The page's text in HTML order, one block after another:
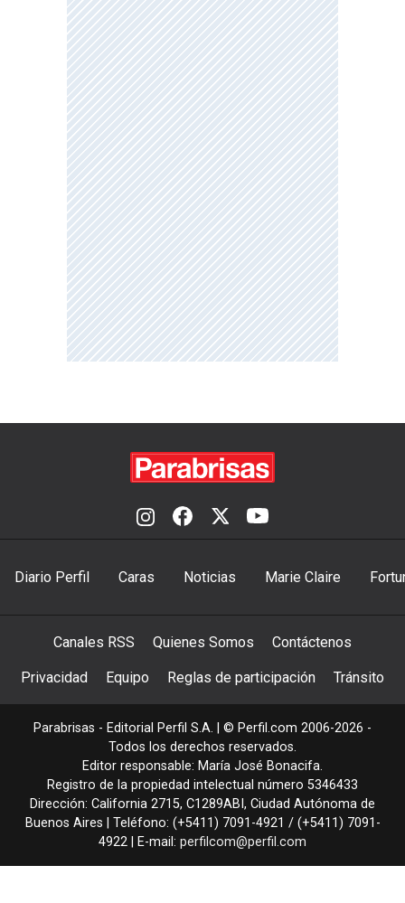
Diario Perfil Caras Noticias Marie Claire
Canales RSS Quienes Somos Contáctenos
Privacidad Equipo Reglas de participación Tránsito
Parabrisas - Editorial Perfil S.A. | © Perfil.com 2006-2026 -
Todos los derechos reservados.
Editor responsable: María José Bonacifa.
Registro de la propiedad intelectual número 5346433
Dirección: California 2715, C1289ABI , Ciudad Autónoma de
Buenos Aires | Teléfono: (+5411) 7091-4921 / (+5411) 7091-
4922 | E-mail: perfilcom@perfil.com